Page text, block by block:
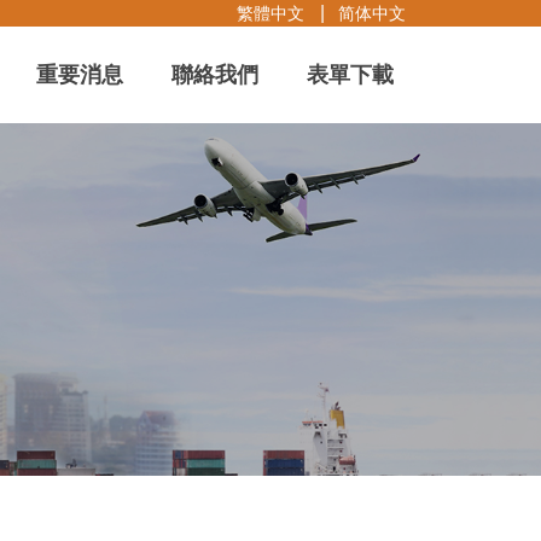
繁體中文 简体中文
重要消息 聯絡我們 表單下載